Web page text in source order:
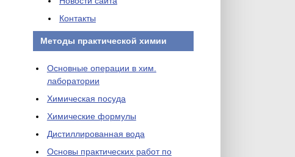
Контакты
Методы практической химии
Основные операции в хим.
лаборатории
Химическая посуда
Химические формулы
Дистиллированная вода
Основы практических работ по